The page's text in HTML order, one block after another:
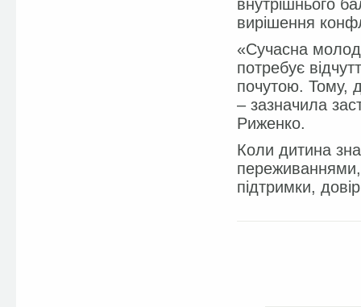
внутрішнього
вирішення
«Сучасна
потребує
почутою. Тому,
– зазначила
Риженко.
Коли дитина
підтримки,